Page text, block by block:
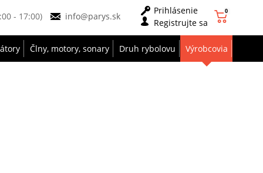
- 17:00) info@parys.sk
Prihlásenie
Registrujte sa
0
Člny, motory, sonary Druh rybolovu Výrobcovia